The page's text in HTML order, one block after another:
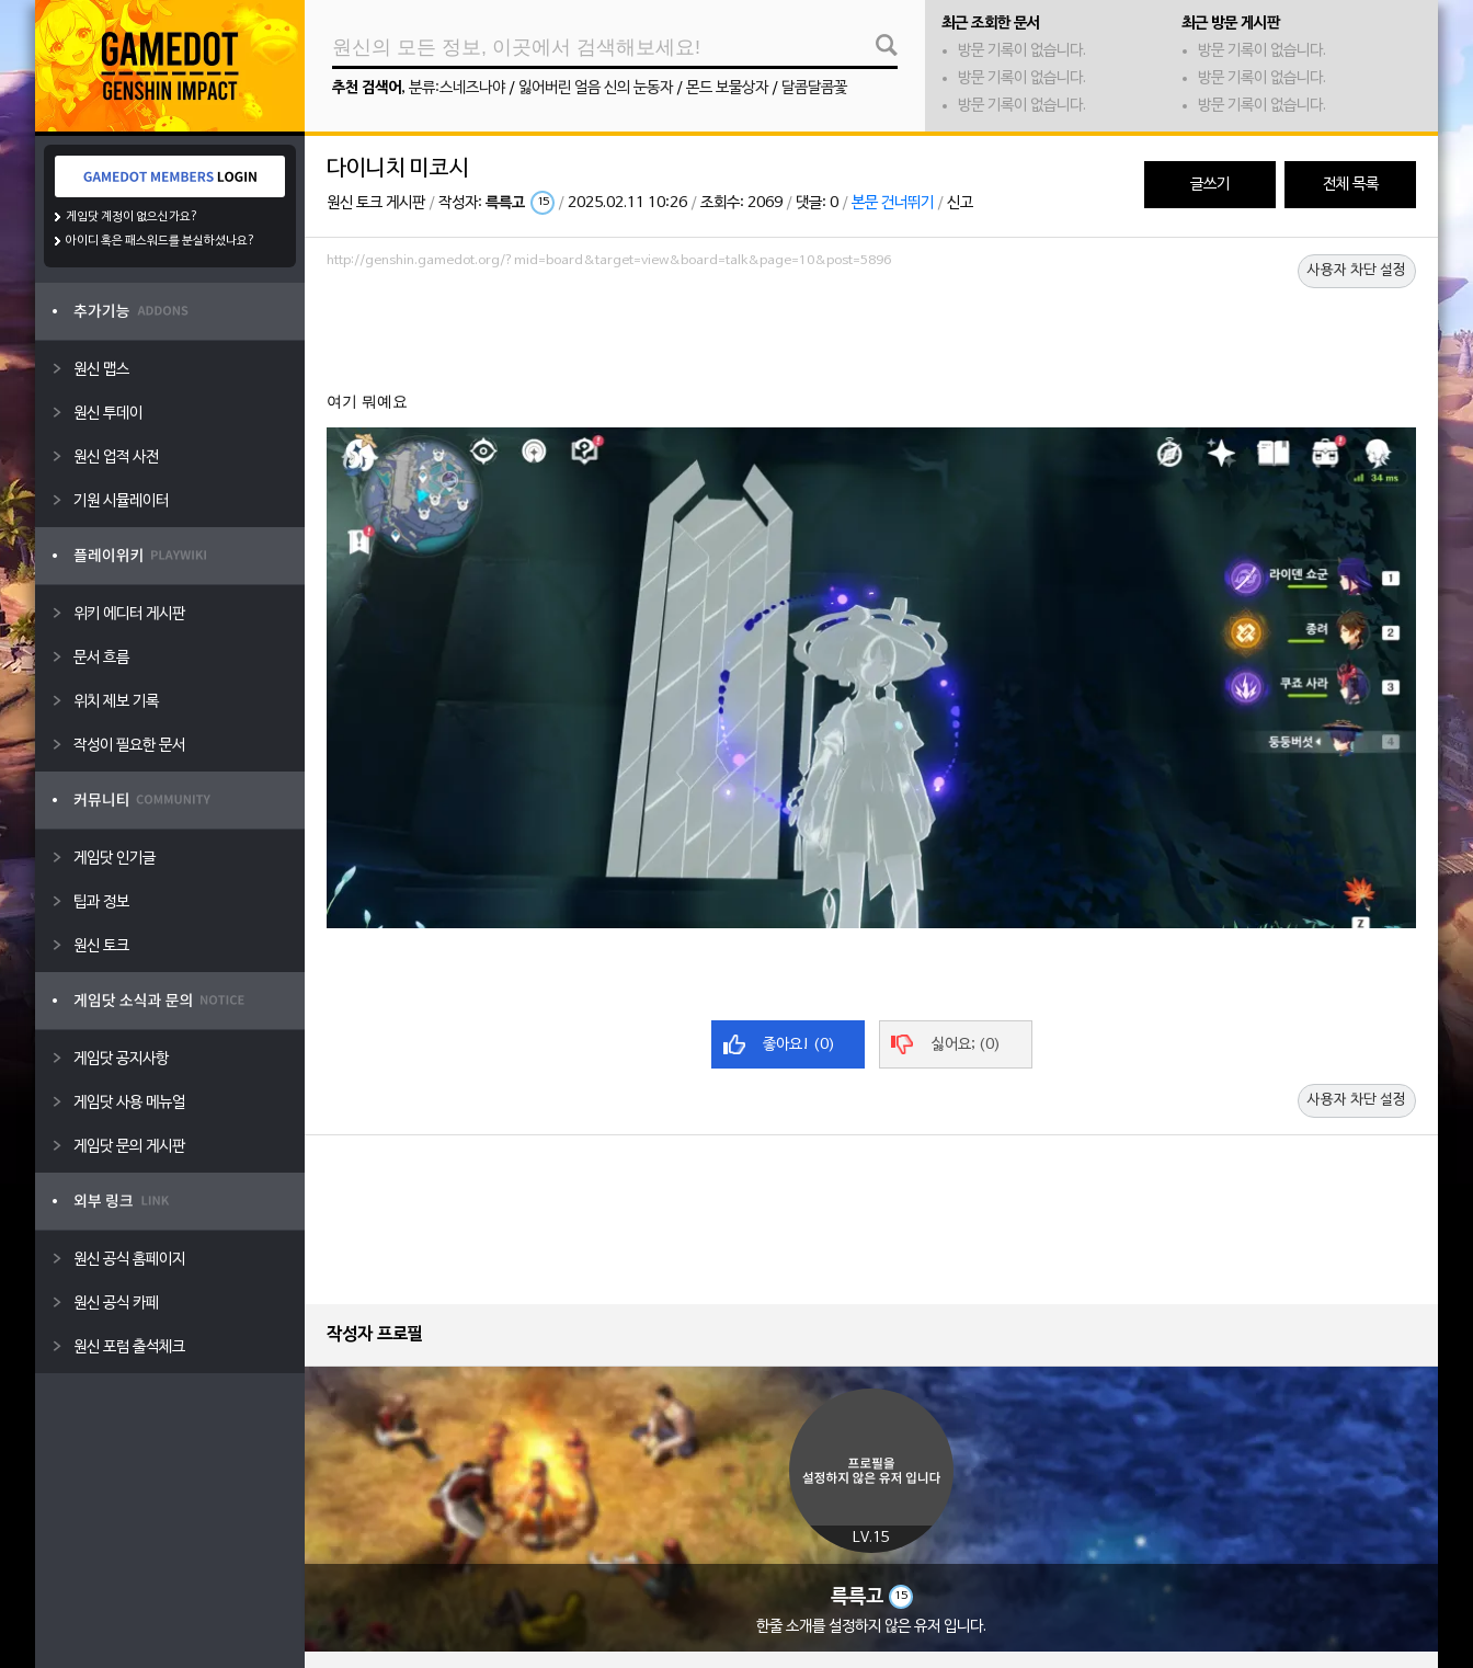
게임닷 계정이 없으신가요?
아이디 혹은 패스워드를 분실하셨나요?
원신 맵스
원신 투데이
원신 업적 사전
기원 시뮬레이터
위키 에디터 게시판
문서 흐름
위치 제보 기록
작성이 필요한 문서
게임닷 인기글
팁과 정보
원신 토크
게임닷 공지사항
게임닷 사용 메뉴얼
게임닷 문의 게시판
원신 공식 홈페이지
원신 공식 카페
원신 포럼 출석체크
추천 검색어 , 분류:스네즈나야/ 잃어버린 얼음 신의 눈동자/ 몬드 보물상자/ 달콤달콤꽃
최근 조회한 문서
방문 기록이 없습니다.
방문 기록이 없습니다.
방문 기록이 없습니다.
최근 방문 게시판
방문 기록이 없습니다.
방문 기록이 없습니다.
방문 기록이 없습니다.
다이니치 미코시
원신 토크 게시판/ 작성자: 륵륵고 15 / 2025.02.11 10:26 / 조회수: 2069 / 댓글: 0 / 본문 건너뛰기 / 신고
글쓰기 전체 목록
http://genshin.gamedot.org/?mid=board&target=view&board=talk&page=10&post=5896
사용자 차단 설정
여기 뭐예요
좋아요! (0) 싫어요; (0)
사용자 차단 설정
작성자 프로필
LV.15
륵륵고 15
한줄 소개를 설정하지 않은 유저 입니다.